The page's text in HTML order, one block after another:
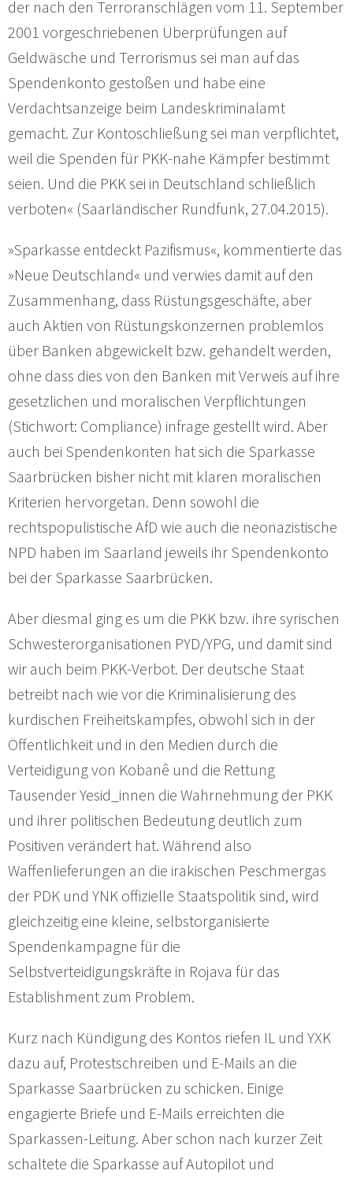
der nach den Terroranschlägen vom 11. September
2001 vorgeschriebenen Überprüfungen auf
Geldwäsche und Terrorismus sei man auf das
Spendenkonto gestoßen und habe eine
Verdachtsanzeige beim Landeskriminalamt
gemacht. Zur Kontoschließung sei man verpflichtet,
weil die Spenden für PKK-nahe Kämpfer bestimmt
seien. Und die PKK sei in Deutschland schließlich
verboten« (Saarländischer Rundfunk, 27.04.2015).
»Sparkasse entdeckt Pazifismus«, kommentierte das
»Neue Deutschland« und verwies damit auf den
Zusammenhang, dass Rüstungsgeschäfte, aber
auch Aktien von Rüstungskonzernen problemlos
über Banken abgewickelt bzw. gehandelt werden,
ohne dass dies von den Banken mit Verweis auf ihre
gesetzlichen und moralischen Verpflichtungen
(Stichwort: Compliance) infrage gestellt wird. Aber
auch bei Spendenkonten hat sich die Sparkasse
Saarbrücken bisher nicht mit klaren moralischen
Kriterien hervorgetan. Denn sowohl die
rechtspopulistische AfD wie auch die neonazistische
NPD haben im Saarland jeweils ihr Spendenkonto
bei der Sparkasse Saarbrücken.
Aber diesmal ging es um die PKK bzw. ihre syrischen
Schwesterorganisationen PYD/YPG, und damit sind
wir auch beim PKK-Verbot. Der deutsche Staat
betreibt nach wie vor die Kriminalisierung des
kurdischen Freiheitskampfes, obwohl sich in der
Öffentlichkeit und in den Medien durch die
Verteidigung von Kobanê und die Rettung
Tausender Yesid_innen die Wahrnehmung der PKK
und ihrer politischen Bedeutung deutlich zum
Positiven verändert hat. Während also
Waffenlieferungen an die irakischen Peschmergas
der PDK und YNK offizielle Staatspolitik sind, wird
gleichzeitig eine kleine, selbst­organisierte
Spendenkampagne für die
Selbstverteidigungskräfte in Rojava für das
Establishment zum Problem.
Kurz nach Kündigung des Kontos riefen IL und YXK
dazu auf, Protestschreiben und E-Mails an die
Sparkasse Saarbrücken zu schicken. Einige
engagierte Briefe und E-Mails erreichten die
Sparkassen-Leitung. Aber schon nach kurzer Zeit
schaltete die Sparkasse auf Autopilot und